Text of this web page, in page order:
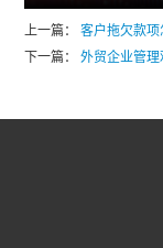
上一篇：客户拖欠款项
下一篇：
外贸企业管